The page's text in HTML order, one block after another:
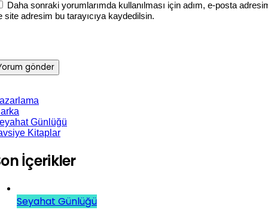
Daha sonraki yorumlarımda kullanılması için adım, e-posta
site adresim bu tarayıcıya kaydedilsin.
Günlüğü
Kitaplar
İçerikler
Seyahat Günlüğü